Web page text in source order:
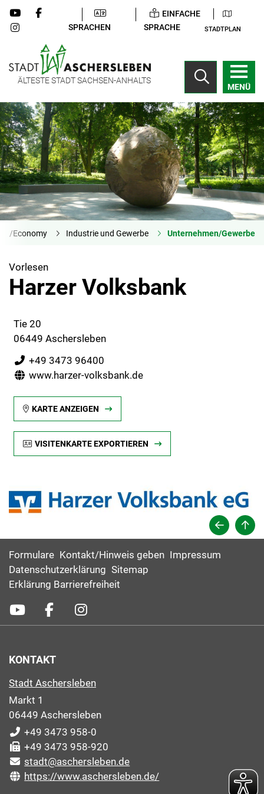
SPRACHEN
EINFACHE
SPRACHE
STADTPLAN
ÄLTESTE STADT SACHSEN-ANHALTS
MENÜ
Economy Industrie und Gewerbe Unternehmen/Gewerbe
Vorlesen
Harzer Volksbank
Tie 20
06449 Aschersleben
+49 3473 96400
www.harzer-volksbank.de
KARTE ANZEIGEN
VISITENKARTE EXPORTIEREN
Formulare Kontakt/Hinweis geben Impressum
Datenschutzerklärung Sitemap
Erklärung Barrierefreiheit
KONTAKT
Stadt Aschersleben
Markt 1
06449 Aschersleben
+49 3473 958-0
+49 3473 958-920
stadt@aschersleben.de
https://www.aschersleben.de/